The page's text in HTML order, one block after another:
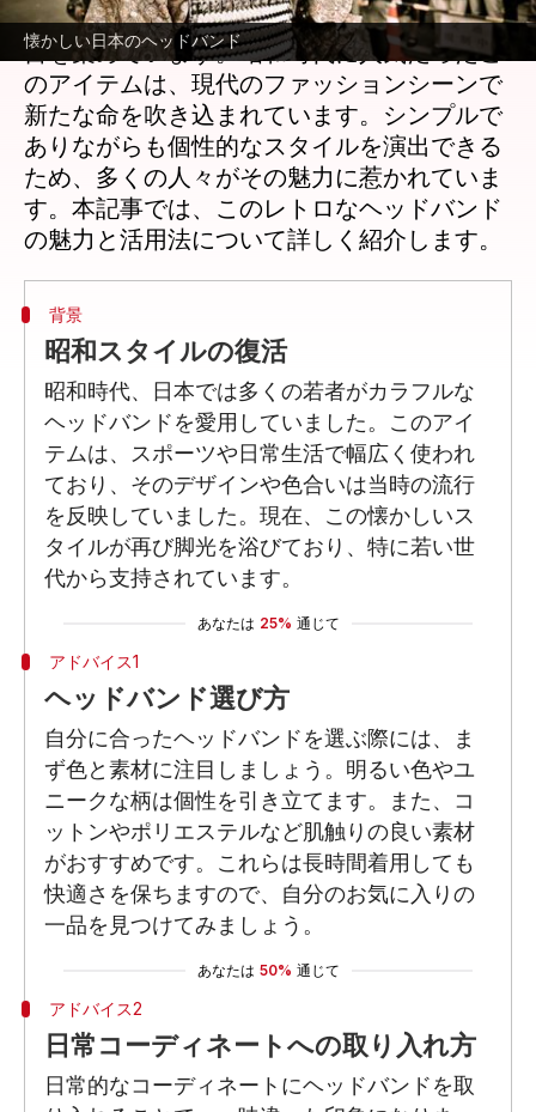
懐かしい日本のヘッドバンド
最近、懐かしい日本のヘッドバンドが再び注
目を集めています。昭和時代に人気だったこ
のアイテムは、現代のファッションシーンで
新たな命を吹き込まれています。シンプルで
ありながらも個性的なスタイルを演出できる
ため、多くの人々がその魅力に惹かれていま
す。本記事では、このレトロなヘッドバンド
背景
昭和スタイルの復活
昭和時代、日本では多くの若者がカラフルな
ヘッドバンドを愛用していました。このアイ
テムは、スポーツや日常生活で幅広く使われ
ており、そのデザインや色合いは当時の流行
を反映していました。現在、この懐かしいス
タイルが再び脚光を浴びており、特に若い世
代から支持されています。
あなたは 25% 通じて
アドバイス1
ヘッドバンド選び方
自分に合ったヘッドバンドを選ぶ際には、ま
ず色と素材に注目しましょう。明るい色やユ
ニークな柄は個性を引き立てます。また、コ
ットンやポリエステルなど肌触りの良い素材
がおすすめです。これらは長時間着用しても
快適さを保ちますので、自分のお気に入りの
一品を見つけてみましょう。
あなたは 50% 通じて
アドバイス2
日常コーディネートへの取り入れ方
日常的なコーディネートにヘッドバンドを取